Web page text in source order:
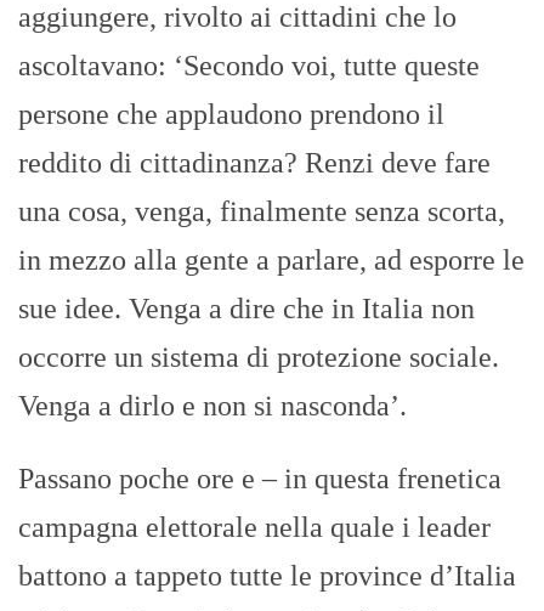
aggiungere, rivolto ai cittadini che lo
ascoltavano: ‘Secondo voi, tutte queste
persone che applaudono prendono il
reddito di cittadinanza? Renzi deve fare
una cosa, venga, finalmente senza scorta,
in mezzo alla gente a parlare, ad esporre le
sue idee. Venga a dire che in Italia non
occorre un sistema di protezione sociale.
Venga a dirlo e non si nasconda’.
Passano poche ore e – in questa frenetica
campagna elettorale nella quale i leader
battono a tappeto tutte le province d’Italia